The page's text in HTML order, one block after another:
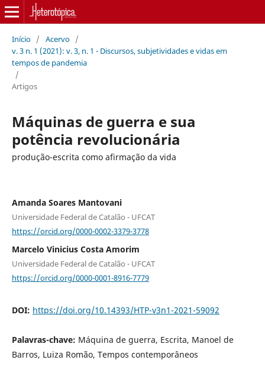
Início / Acervo /
v. 3 n. 1 (2021): v. 3, n. 1 - Discursos, subjetividades e vidas em
tempos de pandemia
/
Artigos
Máquinas de guerra e sua
potência revolucionária
produção-escrita como afirmação da vida
Amanda Soares Mantovani
Universidade Federal de Catalão - UFCAT
https://orcid.org/0000-0002-3379-3778
Marcelo Vinicius Costa Amorim
Universidade Federal de Catalão - UFCAT
https://orcid.org/0000-0001-8916-7779
DOI: https://doi.org/10.14393/HTP-v3n1-2021-59092
Palavras-chave: Máquina de guerra, Escrita, Manoel de
Barros, Luiza Romão, Tempos contemporâneos